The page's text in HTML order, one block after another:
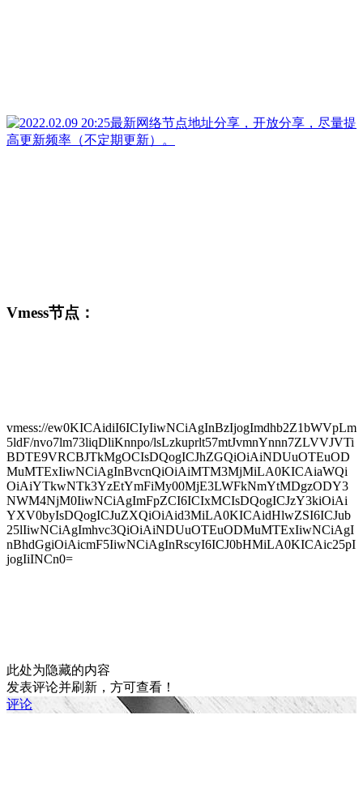
Vmess节点：
vmess://ew0KICAidiI6ICIyIiwNCiAgInBzIjogImdhb2Z1bWVpLm
5ldF/nvo7lm73liqDliKnnpo/lsLzkuprlt57mtJvmnYnnn7ZLVVJVTi
BDTE9VRCBJTkMgOCIsDQogICJhZGQiOiAiNDUuOTEuOD
MuMTExIiwNCiAgInBvcnQiOiAiMTM3MjMiLA0KICAiaWQi
OiAiYTkwNTk3YzEtYmFiMy00MjE3LWFkNmYtMDgzODY3
NWM4NjM0IiwNCiAgImFpZCI6ICIxMCIsDQogICJzY3kiOiAi
YXV0byIsDQogICJuZXQiOiAid3MiLA0KICAidHlwZSI6ICJub
25lIiwNCiAgImhvc3QiOiAiNDUuOTEuODMuMTExIiwNCiAgI
nBhdGgiOiAicmF5IiwNCiAgInRscyI6ICJ0bHMiLA0KICAic25pI
jogIiINCn0=
此处为隐藏的内容
发表评论并刷新，方可查看！
评论